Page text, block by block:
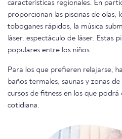
características regionales. En
proporcionan las piscinas de olas,
toboganes rápidos, la música
láser. espectáculo de láser. Estas
populares entre los niños.
Para los que prefieren relajarse,
baños termales, saunas y zonas
cursos de fitness en los que podrá
cotidiana.